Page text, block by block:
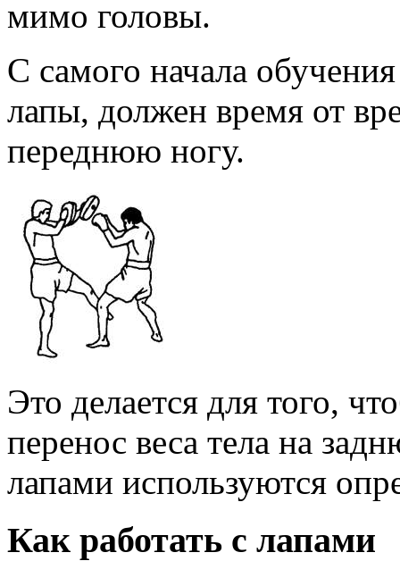
мимо головы.
С самого начала
лапы, должен время от
переднюю ногу.
Это делается для того,
перенос веса тела на
лапами используются
Как работать с лапами